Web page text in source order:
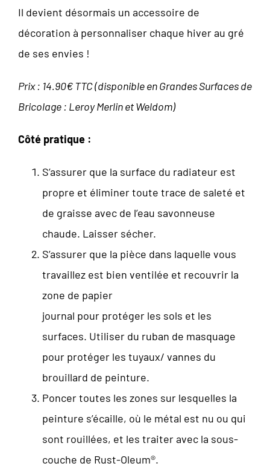
Il devient désormais un accessoire de
décoration à personnaliser chaque hiver au gré
de ses envies !
Prix : 14.90€ TTC (disponible en Grandes Surfaces de
Bricolage : Leroy Merlin et Weldom)
Côté pratique :
S’assurer que la surface du radiateur est
propre et éliminer toute trace de saleté et
de graisse avec de l’eau savonneuse
chaude. Laisser sécher.
S’assurer que la pièce dans laquelle vous
travaillez est bien ventilée et recouvrir la
zone de papier
journal pour protéger les sols et les
surfaces. Utiliser du ruban de masquage
pour protéger les tuyaux/ vannes du
brouillard de peinture.
Poncer toutes les zones sur lesquelles la
peinture s’écaille, où le métal est nu ou qui
sont rouillées, et les traiter avec la sous-
couche de Rust-Oleum®.